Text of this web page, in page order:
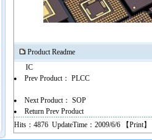
Product Readme
IC
Prev Product： PLCC
Next Product： SOP
Return Prev Product
Hits：4876 UpdateTime：2009/6/6 【Print】